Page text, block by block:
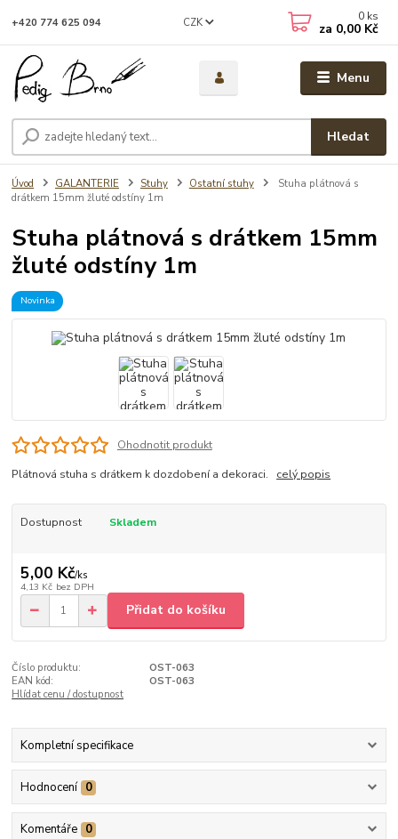
Menu
CZK
Hledat
+420 774 625 094 0 ks
za 0,00 Kč
Úvod GALANTERIE Stuhy Ostatní stuhy
Stuha plátnová s
drátkem 15mm žluté odstíny 1m
Stuha plátnová s drátkem 15mm
žluté odstíny 1m
Novinka
Ohodnotit produkt
Plátnová stuha s drátkem k dozdobení a dekoraci. celý popis
Dostupnost Skladem
5,00 Kč/ks
4,13 Kč bez DPH
Přidat do košíku
Číslo produktu:
OST-063
EAN kód:
OST-063
Hlídat cenu / dostupnost
Kompletní specifikace
Hodnocení 0
Komentáře 0